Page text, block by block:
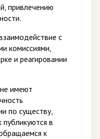
привлечению
с
комиссиями,
и реагировании
имеют
по существу,
в
к